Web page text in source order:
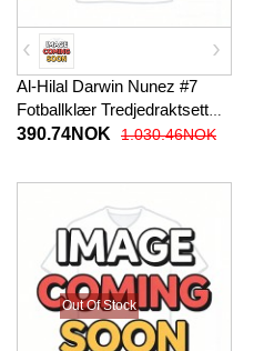
Al-Hilal Darwin Nunez #7
Fotballklær Tredjedraktsett
Barn 2026-27 Kortermet (+
390.74NOK 1.030.46NOK
Out Of Stock